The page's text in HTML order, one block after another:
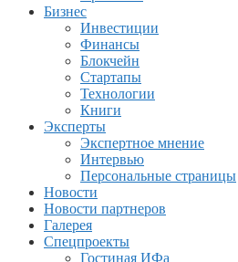
Бизнес
Инвестиции
Финансы
Блокчейн
Стартапы
Технологии
Книги
Эксперты
Экспертное мнение
Интервью
Персональные страницы
Новости
Новости партнеров
Галерея
Спецпроекты
Гостиная ИФа